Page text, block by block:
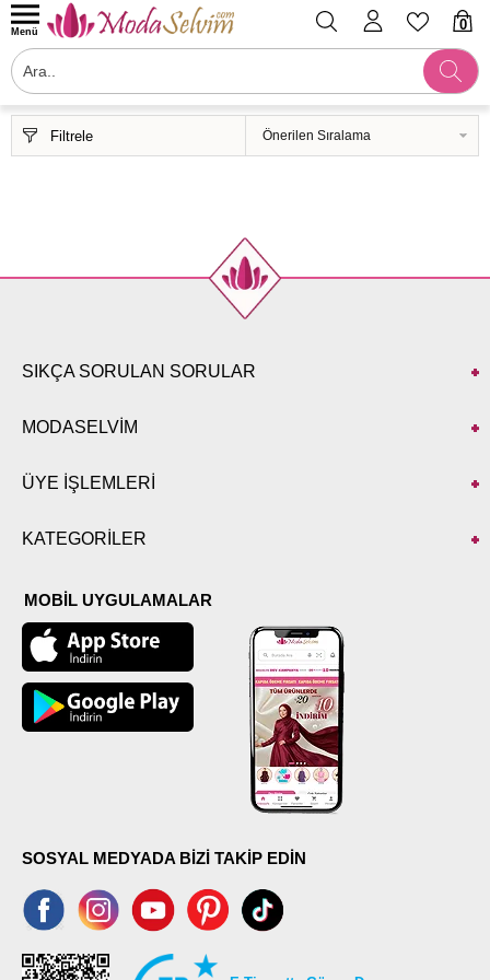
0
Menü
Filtrele
SIKÇA SORULAN SORULAR
MODASELVİM
ÜYE İŞLEMLERİ
KATEGORİLER
MOBİL UYGULAMALAR
SOSYAL MEDYADA BİZİ TAKİP EDİN